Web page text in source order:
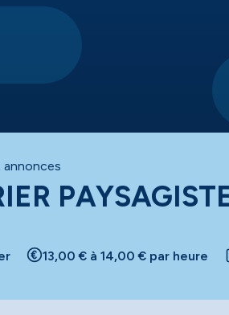
annonces
13,00 € à 14,00 € par heure